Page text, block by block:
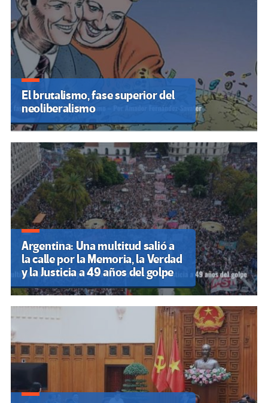
El brutalismo, fase superior del
neoliberalismo
Argentina: Una multitud salió a
la calle por la Memoria, la Verdad
y la Justicia a 49 años del golpe